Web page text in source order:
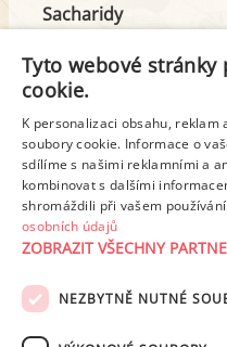
Sacharidy
Tuk
z toho nas. mastné
Tyto webové
cookie.
K personalizaci obsahu, reklam
soubory cookie. Informace o
sdílíme s našimi reklamními a
kombinovat s dalšími
shromáždili při vašem
osobních údajů
ZOBRAZIT VŠECHNY
NEZBYTNĚ NUTNÉ